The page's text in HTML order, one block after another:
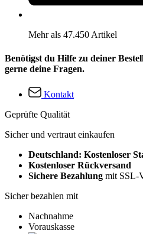
Mehr als 47.450 Artikel
Benötigst du Hilfe zu deiner
gerne deine Fragen.
Kontakt
Geprüfte Qualität
Sicher und vertraut einkaufen
Deutschland: Kostenloser
Kostenloser Rückversand
Sichere Bezahlung mit SSL-
Sicher bezahlen mit
Nachnahme
Vorauskasse